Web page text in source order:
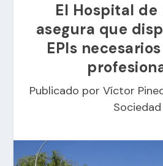
El Hospital de
asegura que
EPIs
Publicado por Víctor
Sociedad